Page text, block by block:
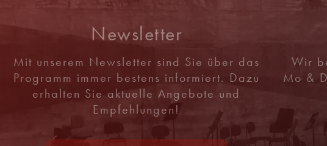
Newsletter
Mit unserem Newsletter sind Sie über das
Programm immer bestens informiert. Dazu
erhalten Sie aktuelle Angebote und
Empfehlungen!
Wir
Mo &